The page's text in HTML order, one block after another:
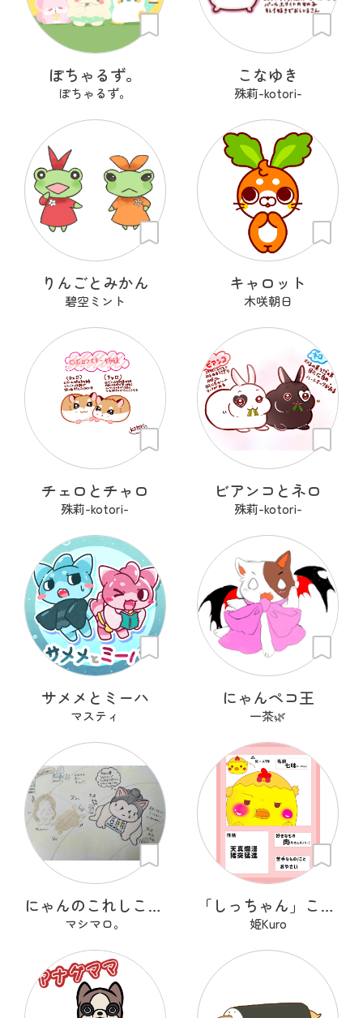
ぽちゃるず。
ぽちゃるず。
こなゆき
殊莉-kotori-
りんごとみかん
碧空ミント
キャロット
木咲朝日
チェロとチャロ
殊莉-kotori-
ビアンコとネロ
殊莉-kotori-
サメメとミーハ
マスティ
にゃんペコ王
一茶🌿
にゃんのこれしこ ある日の夢 Ｎo.2
マシマロ。
「しっちゃん」こと「七味」です！
姫Kuro